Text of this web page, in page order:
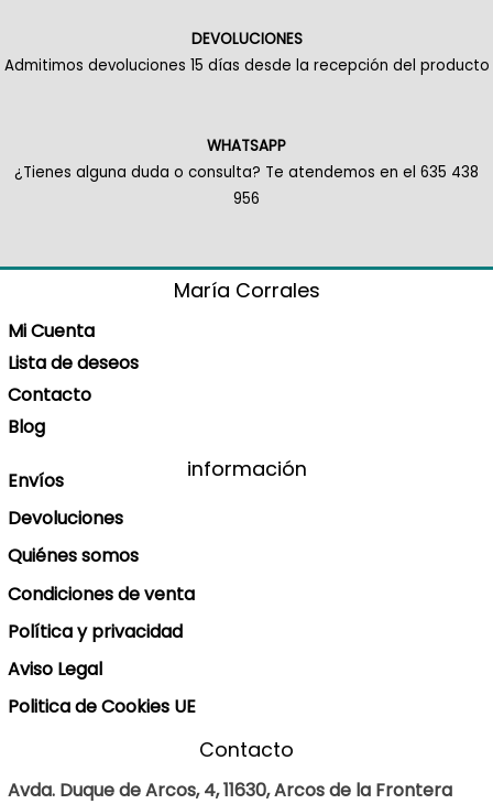
DEVOLUCIONES
Admitimos devoluciones 15 días desde la recepción del producto
WHATSAPP
¿Tienes alguna duda o consulta? Te atendemos en el 635 438
956
María Corrales
Mi Cuenta
Lista de deseos
Contacto
Blog
información
Envíos
Devoluciones
Quiénes somos
Condiciones de venta
Política y privacidad
Aviso Legal
Politica de Cookies UE
Contacto
Avda. Duque de Arcos, 4, 11630, Arcos de la Frontera